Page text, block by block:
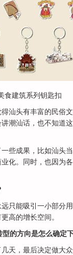
食建筑系列钥匙扣
汕头有丰富的民俗
潮汕话，也不知道
些成果，比如汕头
化。同时，也因为
只能吸引一小部分
高的增长空间。
的方向是怎么确定
天，最后决定做大